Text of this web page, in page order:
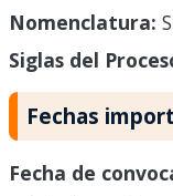
Nomenclatura:
Siglas del
Fechas
Fecha de